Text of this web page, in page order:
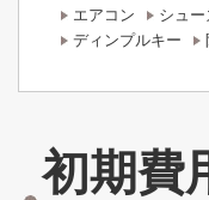
エアコン
シュ
ディンプルキー
初期費